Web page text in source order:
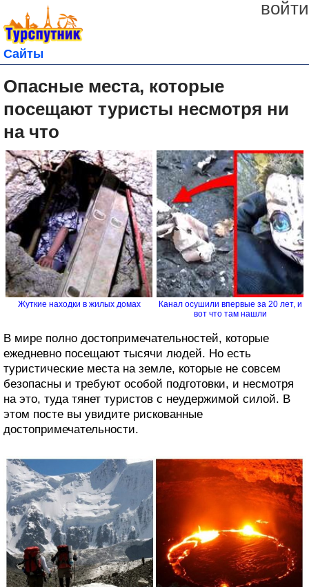
войти
Сайты
Опасные места, которые
посещают туристы несмотря ни
на что
Жуткие находки в жилых домах
Канал осушили впервые за 20 лет, и
вот что там нашли
В мире полно достопримечательностей, которые
ежедневно посещают тысячи людей. Но есть
туристические места на земле, которые не совсем
безопасны и требуют особой подготовки, и несмотря
на это, туда тянет туристов с неудержимой силой. В
этом посте вы увидите рискованные
достопримечательности.